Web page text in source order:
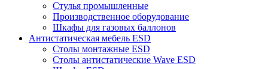
Стулья промышленные
Производственное оборудование
Шкафы для газовых баллонов
Антистатическая мебель ESD
Столы монтажные ESD
Столы антистатические Wave ESD